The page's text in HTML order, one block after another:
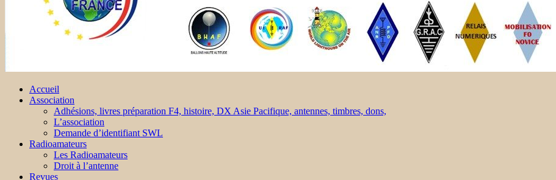
Accueil
Association
Adhésions, livres préparation F4, histoire, DX Asie Pacifique, antennes, timbres, dons,
L’association
Demande d’identifiant SWL
Radioamateurs
Les Radioamateurs
Droit à l’antenne
Revues